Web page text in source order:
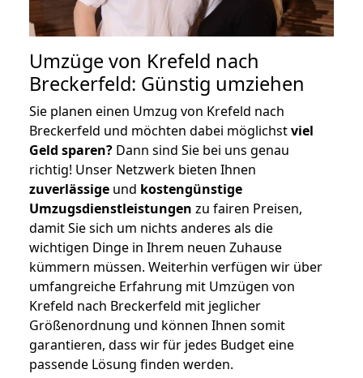
Umzüge von Krefeld nach
Breckerfeld: Günstig umziehen
Sie planen einen Umzug von Krefeld nach
Breckerfeld und möchten dabei möglichstviel
Geld sparen? Dann sind Sie bei uns genau
richtig! Unser Netzwerk bieten Ihnen
zuverlässige und kostengünstige
Umzugsdienstleistungen zu fairen Preisen,
damit Sie sich um nichts anderes als die
wichtigen Dinge in Ihrem neuen Zuhause
kümmern müssen. Weiterhin verfügen wir über
umfangreiche Erfahrung mit Umzügen von
Krefeld nach Breckerfeld mit jeglicher
Größenordnung und können Ihnen somit
garantieren, dass wir für jedes Budget eine
passende Lösung finden werden.